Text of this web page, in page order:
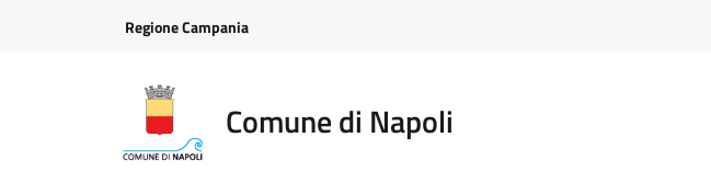
Regione Campania
Comune di Napoli